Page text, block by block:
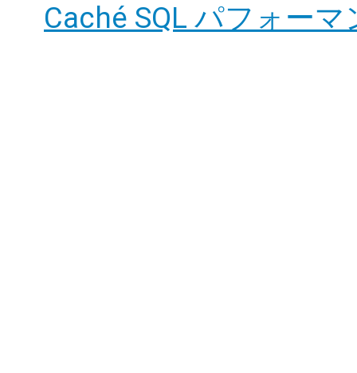
Caché SQL パフォー